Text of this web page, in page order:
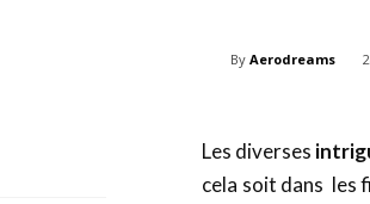
By Aerodreams
Les diverses
cela soit dans les